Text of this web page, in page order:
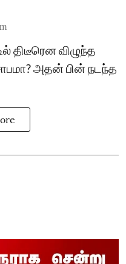
திடீரென விழுந்த
அதன் பின் நடந்த